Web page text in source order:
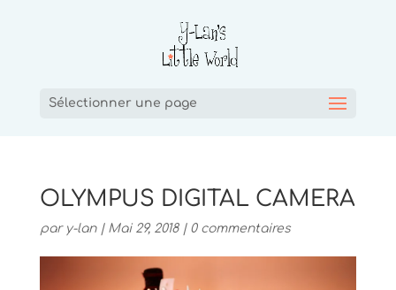
Sélectionner une page
OLYMPUS DIGITAL CAMERA
par y-lan| Mai 29, 2018| 0 commentaires